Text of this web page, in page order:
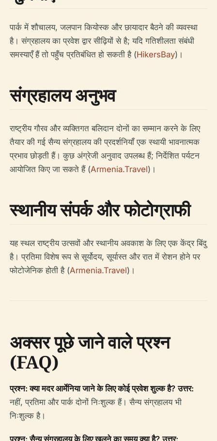
पार्क में शौचालय, जलपान कियोस्क और छायादार बैठने की व्यवस्था
है। संग्रहालय का प्रवेश द्वार सीढ़ियों से है; यदि गतिशीलता संबंधी
समस्याएँ हैं तो पहुँच प्रतिबंधित हो सकती है (HikersBay)।
संग्रहालय अनुभव
राष्ट्रीय गौरव और व्यक्तिगत बलिदान दोनों का सम्मान करने के लिए
तैयार की गई सैन्य संग्रहालय की प्रदर्शनियाँ एक स्थायी भावनात्मक
प्रभाव छोड़ती हैं। कुछ अंग्रेजी अनुवाद उपलब्ध हैं; निर्देशित पर्यटन
आयोजित किए जा सकते हैं (Armenia.Travel)।
स्थानीय संपर्क और फोटोग्राफी
यह स्थल राष्ट्रीय उत्सवों और स्थानीय अवकाश के लिए एक केंद्र बिंदु
है। प्रतिमा विशेष रूप से सूर्योदय, सूर्यास्त और रात में रोशन होने पर
फोटोजेनिक होती है (Armenia.Travel)।
अक्सर पूछे जाने वाले प्रश्न
(FAQ)
प्रश्न: क्या मदर आर्मेनिया जाने के लिए कोई प्रवेश शुल्क है? उत्तर:
नहीं, प्रतिमा और पार्क दोनों निःशुल्क हैं। सैन्य संग्रहालय भी
निःशुल्क है।
प्रश्न: सैन्य संग्रहालय के लिए खुलने का समय क्या है? उत्तर: